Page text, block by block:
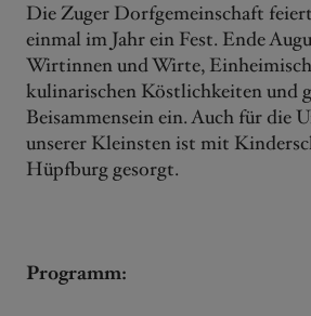
Die Zuger Dorfgemeinschaft
einmal im Jahr ein Fest. Ende
Wirtinnen und Wirte,
kulinarischen Köstlichkeiten und
Beisammensein ein. Auch für die
unserer Kleinsten ist mit
Hüpfburg gesorgt.
Programm: